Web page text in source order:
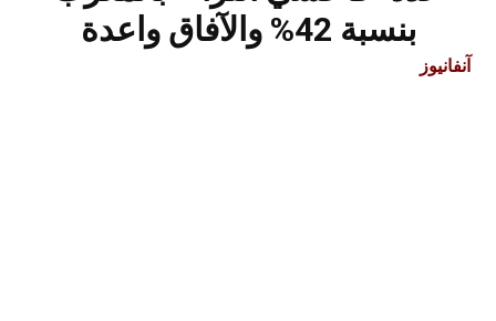
بنسبة 42% والآفاق واعدة
آنفانيوز